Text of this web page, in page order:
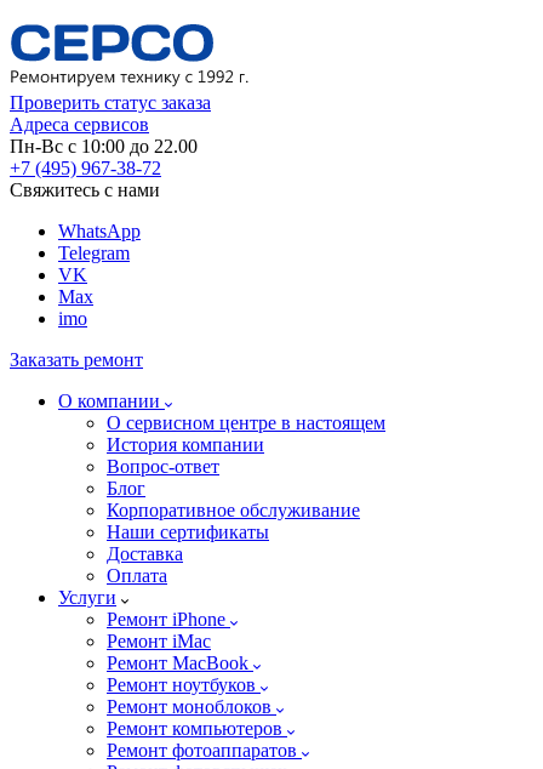
Проверить статус заказа
Адреса сервисов
Пн-Вс с 10:00 до 22.00
+7 (495) 967-38-72
Свяжитесь с нами
WhatsApp
Telegram
VK
Max
imo
Заказать ремонт
О компании
О сервисном центре в настоящем
История компании
Вопрос-ответ
Блог
Корпоративное обслуживание
Наши сертификаты
Доставка
Оплата
Услуги
Ремонт iPhone
Ремонт iMac
Ремонт MacBook
Ремонт ноутбуков
Ремонт моноблоков
Ремонт компьютеров
Ремонт фотоаппаратов